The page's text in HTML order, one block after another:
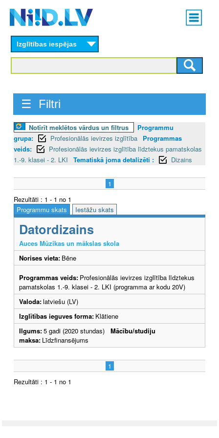
content
Main
menu
Izglītības iespējas
☰ Filtri
Notīrīt meklētos vārdus un filtrus
Programmu
grupa:
Profesionālās ievirzes izglītība
Programmas
veids:
Profesionālās ievirzes izglītība līdztekus pamatskolas
1.-9. klasei - 2. LKI
Tematiskā joma detalizēti : Dizains
1
Rezultāti : 1 - 1 no 1
Programmu skats
Iestāžu skats
Datordizains
Auces Mūzikas un mākslas skola
Norises vieta: Bēne
Programmas veids: Profesionālās ievirzes izglītība līdztekus
pamatskolas 1.-9. klasei - 2. LKI (programma ar kodu 20V)
Valoda:latviešu (LV)
Izglītības ieguves forma: Klātiene
Ilgums:5 gadi (2020 stundas) Mācību/studiju
maksa: Līdzfinansējums
1
Rezultāti : 1 - 1 no 1